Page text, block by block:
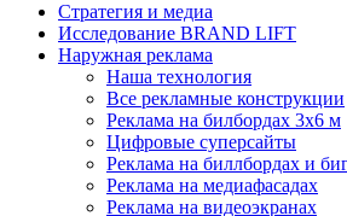
Стратегия и медиа
Исследование BRAND LIFT
Наружная реклама
Наша технология
Все рекламные конструкции
Реклама на билбордах 3х6 м
Цифровые суперсайты
Реклама на биллбордах и
Реклама на медиафасадах
Реклама на видеоэкранах